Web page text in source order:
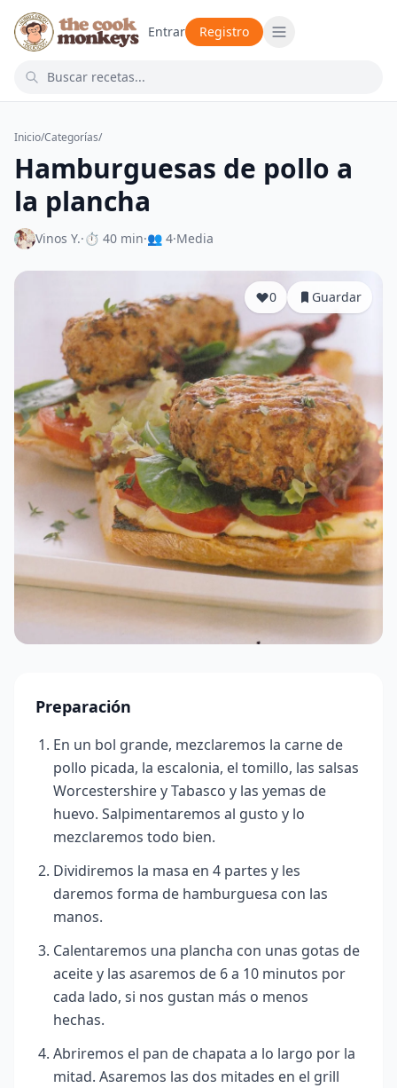
Entrar Registro
Inicio/Categorías/
Hamburguesas de pollo a
la plancha
Vinos Y.·⏱ 40 min·👥 4·Media
0 Guardar
Preparación
En un bol grande, mezclaremos la carne de
pollo picada, la escalonia, el tomillo, las salsas
Worcestershire y Tabasco y las yemas de
huevo. Salpimentaremos al gusto y lo
mezclaremos todo bien.
Dividiremos la masa en 4 partes y les
daremos forma de hamburguesa con las
manos.
Calentaremos una plancha con unas gotas de
aceite y las asaremos de 6 a 10 minutos por
cada lado, si nos gustan más o menos
hechas.
Abriremos el pan de chapata a lo largo por la
mitad. Asaremos las dos mitades en el grill